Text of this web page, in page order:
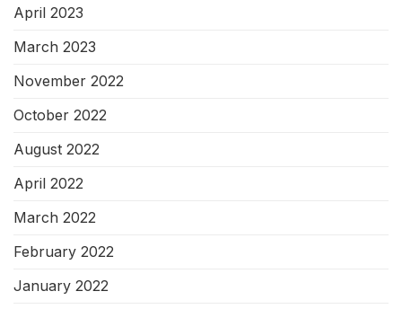
April 2023
March 2023
November 2022
October 2022
August 2022
April 2022
March 2022
February 2022
January 2022